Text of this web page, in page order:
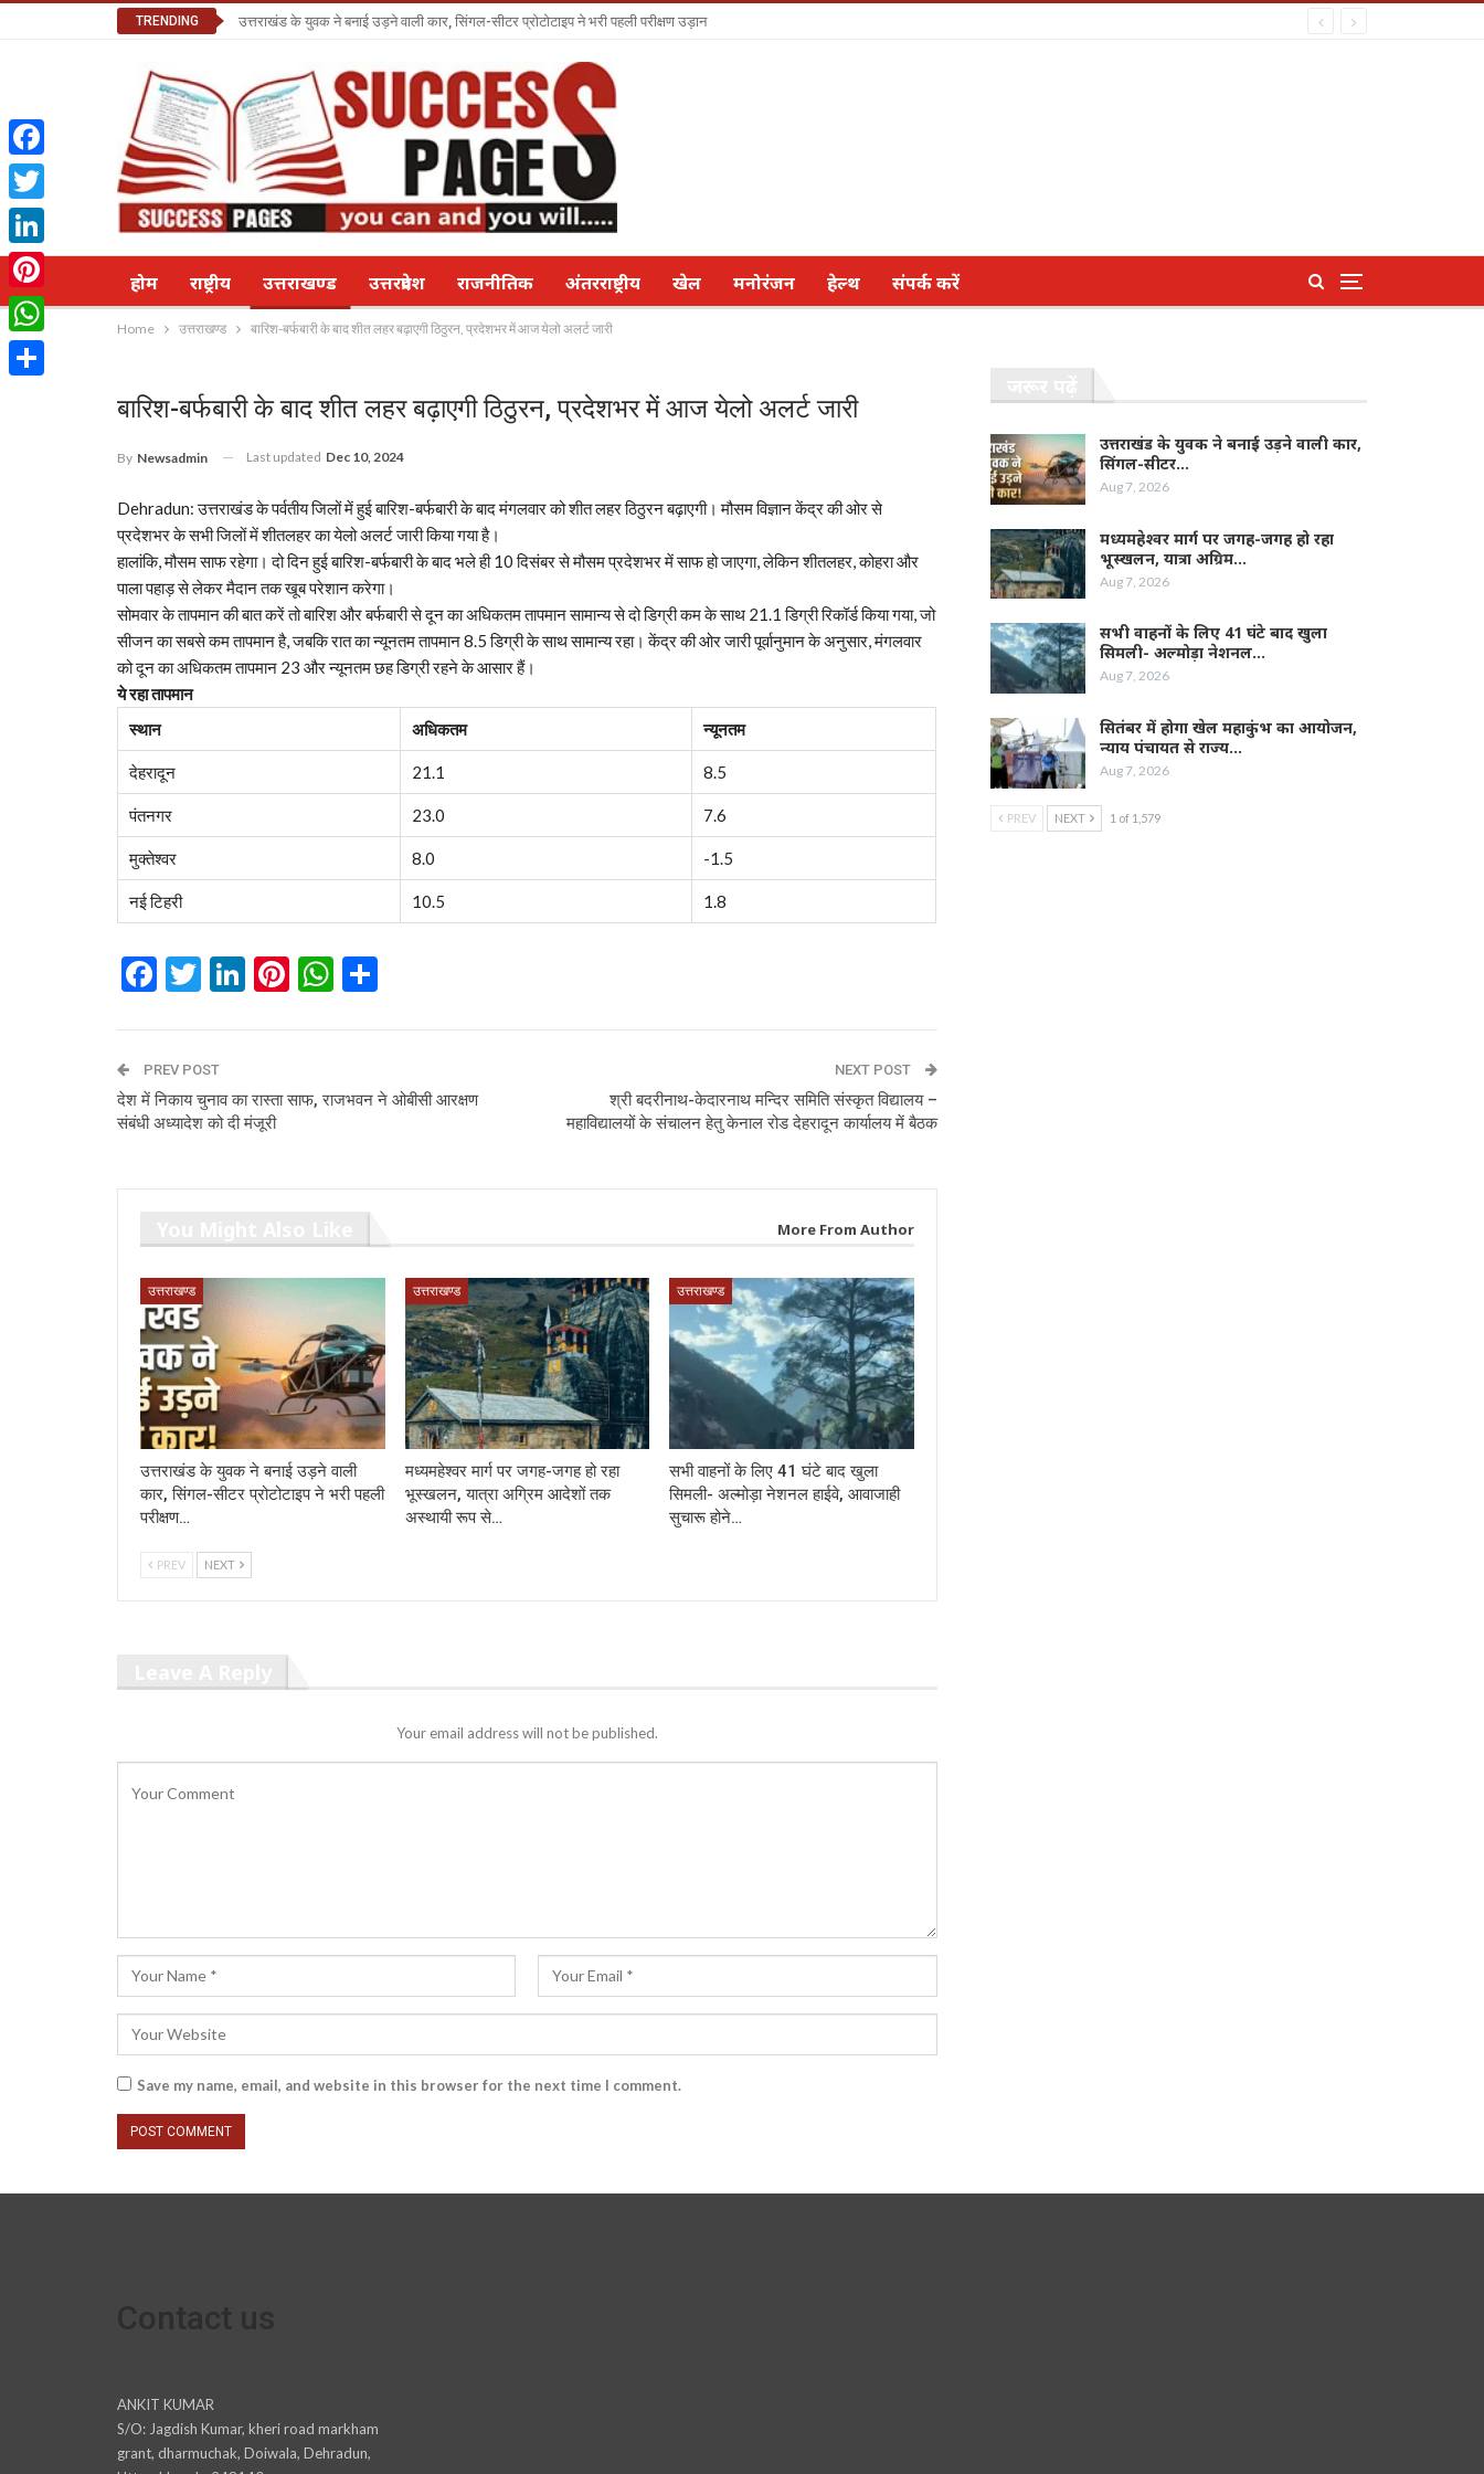
TRENDING उत्तराखंड के युवक ने बनाई उड़ने वाली कार, सिंगल-सीटर प्रोटोटाइप ने भरी पहली परीक्षण उड़ान
होम राष्ट्रीय उत्तराखण्ड उत्तरप्रदेश राजनीतिक अंतरराष्ट्रीय खेल मनोरंजन हेल्थ संपर्क करें
Home उत्तराखण्ड बारिश-बर्फबारी के बाद शीत लहर बढ़ाएगी ठिठुरन, प्रदेशभर में आज येलो अलर्ट जारी
बारिश-बर्फबारी के बाद शीत लहर बढ़ाएगी ठिठुरन, प्रदेशभर में आज येलो अलर्ट जारी
By Newsadmin Last updated Dec 10, 2024
Dehradun: उत्तराखंड के पर्वतीय जिलों में हुई बारिश-बर्फबारी के बाद मंगलवार को शीत लहर ठिठुरन बढ़ाएगी। मौसम विज्ञान केंद्र की ओर से
प्रदेशभर के सभी जिलों में शीतलहर का येलो अलर्ट जारी किया गया है।
हालांकि, मौसम साफ रहेगा। दो दिन हुई बारिश-बर्फबारी के बाद भले ही 10 दिसंबर से मौसम प्रदेशभर में साफ हो जाएगा, लेकिन शीतलहर, कोहरा और
पाला पहाड़ से लेकर मैदान तक खूब परेशान करेगा।
सोमवार के तापमान की बात करें तो बारिश और बर्फबारी से दून का अधिकतम तापमान सामान्य से दो डिग्री कम के साथ 21.1 डिग्री रिकॉर्ड किया गया, जो
सीजन का सबसे कम तापमान है, जबकि रात का न्यूनतम तापमान 8.5 डिग्री के साथ सामान्य रहा। केंद्र की ओर जारी पूर्वानुमान के अनुसार, मंगलवार
को दून का अधिकतम तापमान 23 और न्यूनतम छह डिग्री रहने के आसार हैं।
ये रहा तापमान
स्थान
अधिकतम न्यूनतम
देहरादून 21.1 8.5
पंतनगर 23.0 7.6
मुक्तेश्वर 8.0 -1.5
नई टिहरी 10.5 1.8
Facebook
Twitter
LinkedIn
Pinterest
WhatsApp
PREV POST
देश में निकाय चुनाव का रास्ता साफ, राजभवन ने ओबीसी आरक्षण
संबंधी अध्यादेश को दी मंजूरी
NEXT POST
श्री बदरीनाथ-केदारनाथ मन्दिर समिति संस्कृत विद्यालय –
महाविद्यालयों के संचालन हेतु केनाल रोड देहरादून कार्यालय में बैठक
More From Author
उत्तराखण्ड
उत्तराखंड के युवक ने बनाई उड़ने वाली
कार, सिंगल-सीटर प्रोटोटाइप ने भरी पहली
परीक्षण…
उत्तराखण्ड
मध्यमहेश्वर मार्ग पर जगह-जगह हो रहा
भूस्खलन, यात्रा अग्रिम आदेशों तक
अस्थायी रूप से…
उत्तराखण्ड
सभी वाहनों के लिए 41 घंटे बाद खुला
सिमली- अल्मोड़ा नेशनल हाईवे, आवाजाही
सुचारू होने…
PREV NEXT
Your email address will not be published.
Save my name, email, and website in this browser for the next time I comment.
उत्तराखंड के युवक ने बनाई उड़ने वाली कार,
सिंगल-सीटर…
Aug 7, 2026
मध्यमहेश्वर मार्ग पर जगह-जगह हो रहा
भूस्खलन, यात्रा अग्रिम…
Aug 7, 2026
सभी वाहनों के लिए 41 घंटे बाद खुला
सिमली- अल्मोड़ा नेशनल…
Aug 7, 2026
सितंबर में होगा खेल महाकुंभ का आयोजन,
न्याय पंचायत से राज्य…
Aug 7, 2026
PREV NEXT 1 of 1,579
ANKIT KUMAR
S/O: Jagdish Kumar, kheri road markham
grant, dharmuchak, Doiwala, Dehradun,
Facebook
Twitter
LinkedIn
Pinterest
WhatsApp